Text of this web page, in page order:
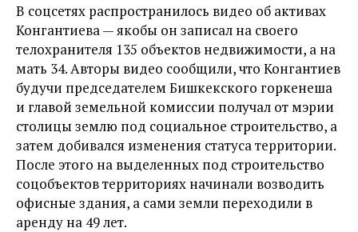
В соцсетях распространилось видео об активах
Конгантиева — якобы он записал на своего
телохранителя 135 объектов недвижимости, а на
мать 34. Авторы видео сообщили, что Конгантиев
будучи председателем Бишкекского горкенеша
и главой земельной комиссии получал от мэрии
столицы землю под социальное строительство, а
затем добивался изменения статуса территории.
После этого на выделенных под строительство
соцобъектов территориях начинали возводить
офисные здания, а сами земли переходили в
аренду на 49 лет.